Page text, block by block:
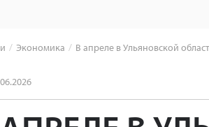
Экономика В апреле в Ульяновской